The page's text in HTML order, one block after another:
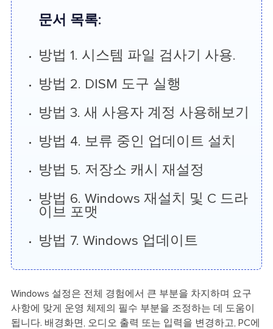
문서 목록:
방법 1. 시스템 파일 검사기 사용.
방법 2. DISM 도구 실행
방법 3. 새 사용자 계정 사용해보기
방법 4. 보류 중인 업데이트 설치
방법 5. 저장소 캐시 재설정
방법 6. Windows 재설치 및 C 드라
이브 포맷
방법 7. Windows 업데이트
Windows 설정은 전체 경험에서 큰 부분을 차지하며 요구
사항에 맞게 운영 체제의 필수 부분을 조정하는 데 도움이
됩니다. 배경화면, 오디오 출력 또는 입력을 변경하고, PC에